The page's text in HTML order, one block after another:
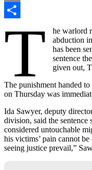
Copy
T
he warlord
abduction
has been
sentence
given out,
The punishment handed
on Thursday was
Ida Sawyer, deputy
division, said the sentence
considered untouchable
his victims’ pain cannot
seeing justice prevail,”